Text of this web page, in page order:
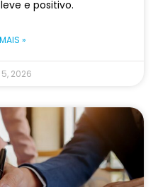
e positivo.
»
2026